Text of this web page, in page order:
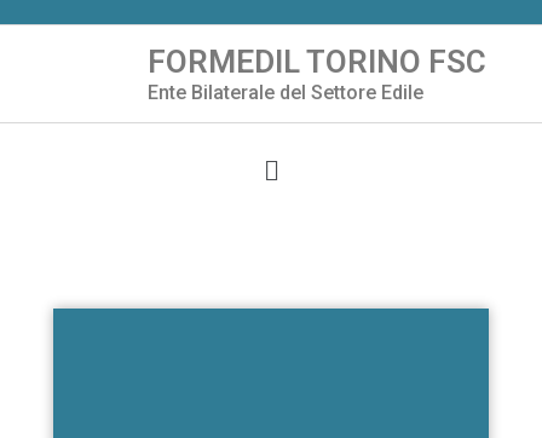
contenuto
FORMEDIL TORINO FSC
Ente Bilaterale del Settore Edile